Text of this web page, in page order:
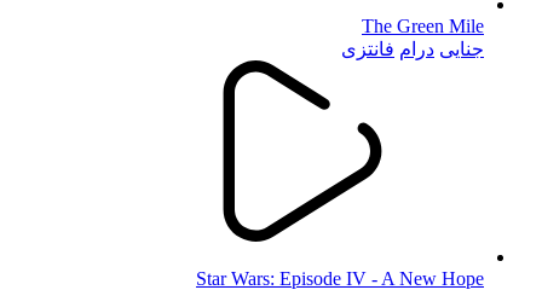
The Green Mile
جنایی درام فانتزی
Star Wars: Episode IV - A New Hope